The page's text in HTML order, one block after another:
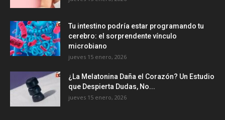
Tu intestino podría estar programando tu
cerebro: el sorprendente vínculo
microbiano
jueves 15 enero, 2026
¿La Melatonina Daña el Corazón? Un Estudio
que Despierta Dudas, No...
jueves 15 enero, 2026